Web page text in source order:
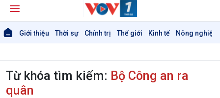
Giới thiệu Thời sự Chính trị Thế giới Kinh tế Nông nghiệp
Từ khóa tìm kiếm: Bộ Công an ra
quân